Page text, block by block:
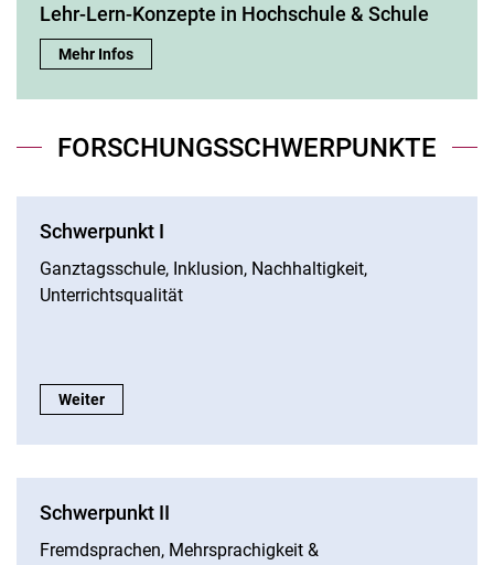
Lehr-Lern-Konzepte in Hochschule & Schule
Lehr-Lern-Konzepte in Hochschule & Schule:
Mehr Infos
FORSCHUNGSSCHWERPUNKTE
Schwerpunkt I
Ganztagsschule, Inklusion, Nachhaltigkeit,
Unterrichtsqualität
Schwerpunkt I:
Weiter
Schwerpunkt II
Fremdsprachen, Mehrsprachigkeit &